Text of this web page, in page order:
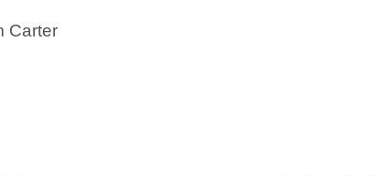
Carter